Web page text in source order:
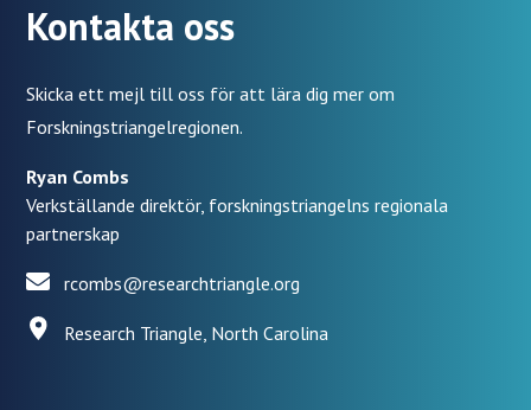
Kontakta oss
Skicka ett mejl till oss för att lära dig mer om
Forskningstriangelregionen.
Ryan Combs
Verkställande direktör, forskningstriangelns regionala
partnerskap
rcombs@researchtriangle.org
Research Triangle, North Carolina